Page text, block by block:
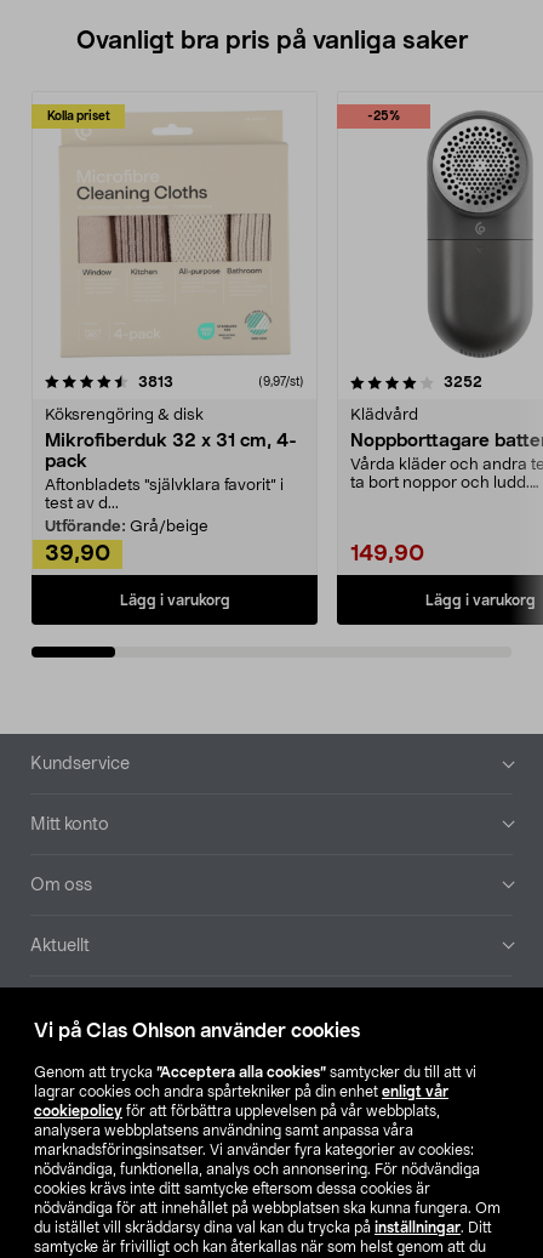
Vi på Clas Ohlson använder cookies
Genom att trycka ”Acceptera alla cookies” samtycker du till att vi
lagrar cookies och andra spårtekniker på din enhet enligt vår
cookiepolicy för att förbättra upplevelsen på vår webbplats,
analysera webbplatsens användning samt anpassa våra
marknadsföringsinsatser. Vi använder fyra kategorier av cookies:
nödvändiga, funktionella, analys och annonsering. För nödvändiga
cookies krävs inte ditt samtycke eftersom dessa cookies är
nödvändiga för att innehållet på webbplatsen ska kunna fungera. Om
du istället vill skräddarsy dina val kan du trycka på inställningar. Ditt
samtycke är frivilligt och kan återkallas när som helst genom att du
Ovanligt bra pris på vanliga saker
Kolla priset
3813 (9,97/st)
Köksrengöring & disk
Mikrofiberduk 32 x 31 cm, 4-
pack
Aftonbladets "självklara favorit” i
test av d...
Utförande: Grå/beige
39,90
Lägg i varukorg
-25%
4.0av 5 stjärnor 3252
Klädvård
Noppborttagare
Vårda kläder och andra
ta bort noppor och ludd.
149,90
Lägg i varukorg
4.5av 5 stjärnor
Sidfot
Kundservice
Mitt konto
Om oss
Aktuellt
Hitta butik
SE NO FI